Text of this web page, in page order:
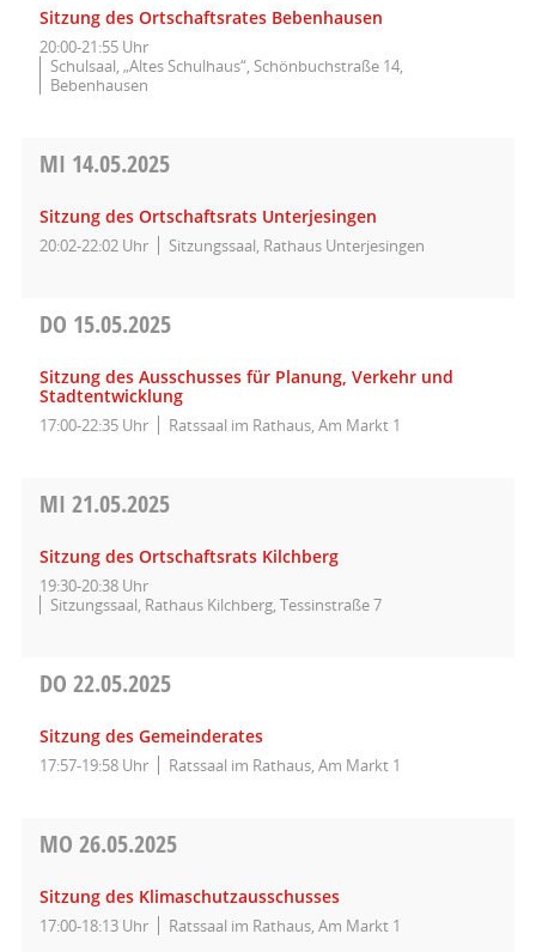
Sitzung des Ortschaftsrates Bebenhausen
20:00-21:55 Uhr
Schulsaal, „Altes Schulhaus“, Schönbuchstraße 14,
Bebenhausen
MI 14.05.2025
Sitzung des Ortschaftsrats Unterjesingen
20:02-22:02 Uhr Sitzungssaal, Rathaus Unterjesingen
DO 15.05.2025
Sitzung des Ausschusses für Planung, Verkehr und
Stadtentwicklung
17:00-22:35 Uhr Ratssaal im Rathaus, Am Markt 1
MI 21.05.2025
Sitzung des Ortschaftsrats Kilchberg
19:30-20:38 Uhr
Sitzungssaal, Rathaus Kilchberg, Tessinstraße 7
DO 22.05.2025
Sitzung des Gemeinderates
17:57-19:58 Uhr Ratssaal im Rathaus, Am Markt 1
MO 26.05.2025
Sitzung des Klimaschutzausschusses
17:00-18:13 Uhr Ratssaal im Rathaus, Am Markt 1